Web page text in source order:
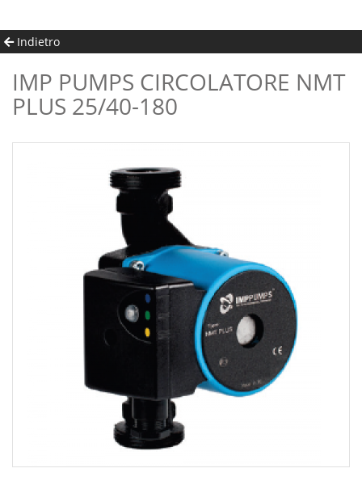
Indietro
IMP PUMPS CIRCOLATORE NMT
PLUS 25/40-180